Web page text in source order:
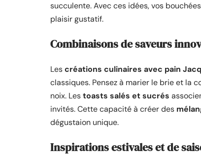
succulente. Avec ces idées, vos
plaisir gustatif.
Combinaisons de saveurs
Lescréations culinaires avec pain
classiques. Pensez à marier le brie et la
noix. Lestoasts salés et sucrés
invités. Cette capacité à créer des
dégustaion unique.
Inspirations estivales et de